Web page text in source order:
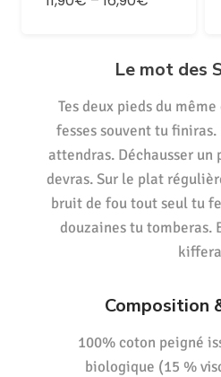
Le mot des
Tes deux pieds du
fesses souvent tu
attendras. Déchausser
devras. Sur le plat
bruit de fou tout seul tu
douzaines tu tomberas.
Composition
100% coton peigné
biologique (15 %